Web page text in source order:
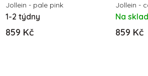
Jollein - pale pink
1-2 týdny
859 Kč
Jollein -
Na
859 Kč